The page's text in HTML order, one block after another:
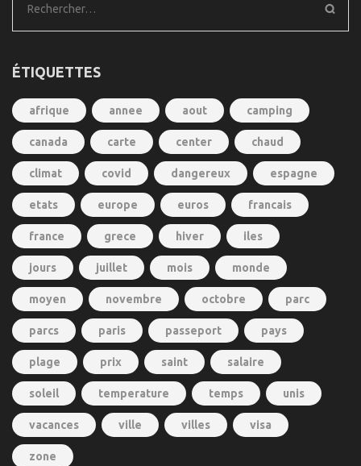
Rechercher :
ÉTIQUETTES
afrique annee aout camping
canada carte center chaud
climat covid dangereux espagne
etats europe euros francais
france grece hiver iles
jours juillet mois monde
moyen novembre octobre parc
parcs paris passeport pays
plage prix saint salaire
soleil temperature temps unis
vacances ville villes visa
zone